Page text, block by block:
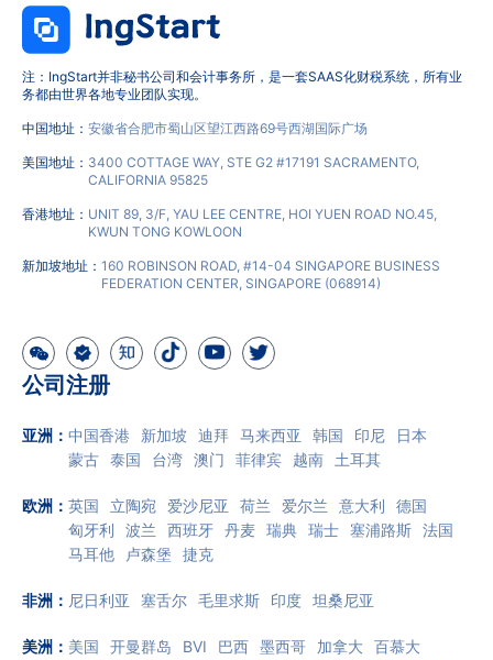
注：IngStart并非秘书公司和会计事务所，是一套SAAS化财税系统，所有业
务都由世界各地专业团队实现。
中国地址： 安徽省合肥市蜀山区望江西路69号西湖国际广场
美国地址： 3400 COTTAGE WAY, STE G2 #17191 SACRAMENTO,
CALIFORNIA 95825
香港地址： UNIT 89, 3/F, YAU LEE CENTRE, HOI YUEN ROAD NO.45,
KWUN TONG KOWLOON
新加坡地址： 160 ROBINSON ROAD, #14-04 SINGAPORE BUSINESS
FEDERATION CENTER, SINGAPORE (068914)
公司注册
亚洲 ： 中国香港 新加坡 迪拜 马来西亚 韩国 印尼
日本
蒙古 泰国 台湾 澳门 菲律宾 越南 土耳其
欧洲 ： 英国 立陶宛 爱沙尼亚 荷兰 爱尔兰 意大利
德国
匈牙利
波兰 西班牙 丹麦 瑞典 瑞士 塞浦路斯 法国
马耳他
卢森堡 捷克
非洲 ： 尼日利亚 塞舌尔 毛里求斯 印度 坦桑尼亚
美洲 ： 美国 开曼群岛 BVI 巴西 墨西哥 加拿大
百慕大